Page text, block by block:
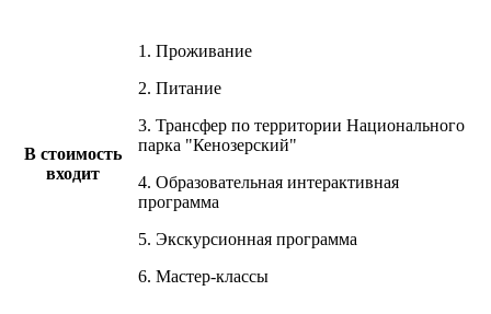
В стоимость
входит
1. Проживание
2. Питание
3. Трансфер по территории Национального
парка "Кенозерский"
4. Образовательная интерактивная
программа
5. Экскурсионная программа
6. Мастер-классы